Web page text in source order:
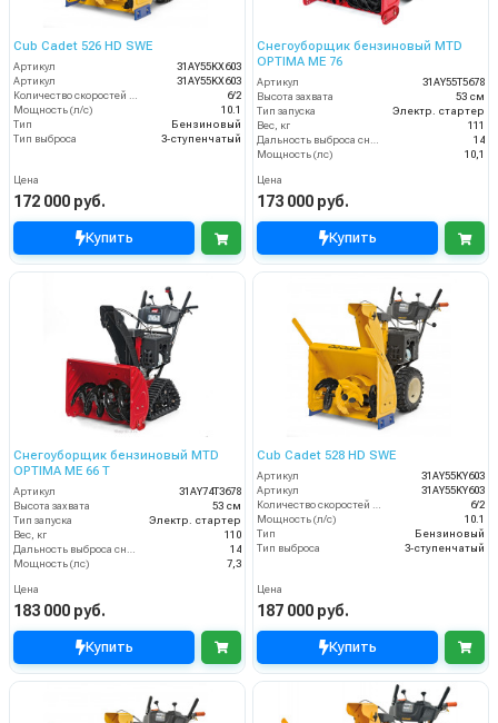
Cub Cadet 526 HD SWE
Артикул
31AY55KX603
Артикул
31AY55KX603
Количество скоростей (вперед/назад)
6/2
Мощность (л/с)
10.1
Тип
Бензиновый
Тип выброса
3-ступенчатый
Цена
172 000 руб.
Купить
Снегоуборщик бензиновый MTD
OPTIMA ME 76
Артикул
31AY55T5678
Высота захвата
53 см
Тип запуска
Электр. стартер
Вес, кг
111
Дальность выброса снега (м)
14
Мощность (лс)
10,1
Цена
173 000 руб.
Купить
Снегоуборщик бензиновый MTD
OPTIMA ME 66 T
Артикул
31AY74T3678
Высота захвата
53 см
Тип запуска
Электр. стартер
Вес, кг
110
14
Мощность (лс)
7,3
Цена
183 000 руб.
Купить
Cub Cadet 528 HD SWE
Артикул
31AY55KY603
Артикул
31AY55KY603
6/2
Мощность (л/с)
10.1
Тип
Бензиновый
Тип выброса
3-ступенчатый
Цена
187 000 руб.
Купить